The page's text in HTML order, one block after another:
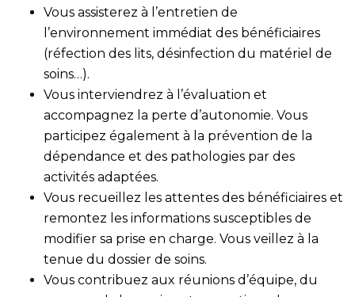
Vous assisterez à l’entretien de
l’environnement immédiat des bénéficiaires
(réfection des lits, désinfection du matériel de
soins…).
Vous interviendrez à l’évaluation et
accompagnez la perte d’autonomie. Vous
participez également à la prévention de la
dépendance et des pathologies par des
activités adaptées.
Vous recueillez les attentes des bénéficiaires et
remontez les informations susceptibles de
modifier sa prise en charge. Vous veillez à la
tenue du dossier de soins.
Vous contribuez aux réunions d’équipe, du